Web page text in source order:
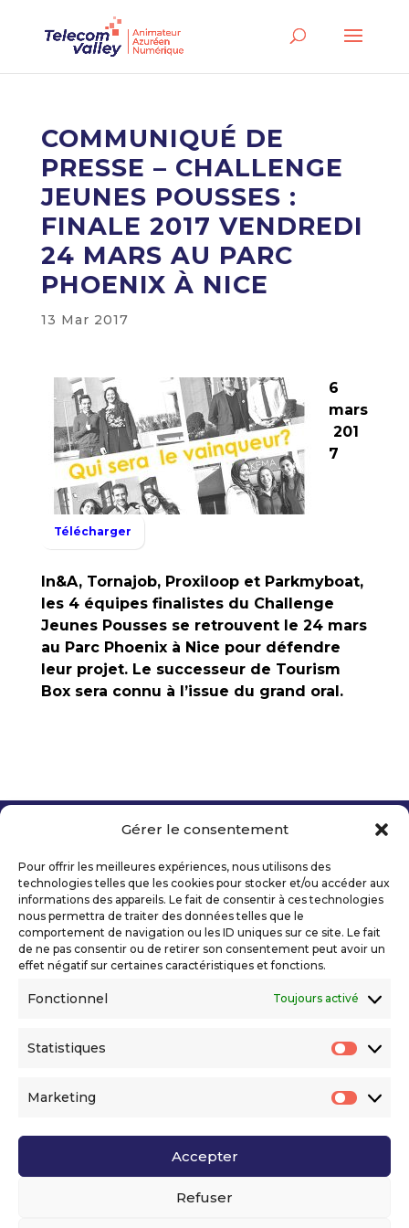
Gérer le consentement
Pour offrir les meilleures expériences, nous utilisons des
technologies telles que les cookies pour stocker et/ou accéder aux
informations des appareils. Le fait de consentir à ces technologies
nous permettra de traiter des données telles que le
comportement de navigation ou les ID uniques sur ce site. Le fait
de ne pas consentir ou de retirer son consentement peut avoir un
effet négatif sur certaines caractéristiques et fonctions.
Fonctionnel Toujours activé
Statistiques
Marketing
Accepter
Refuser
COMMUNIQUÉ DE
PRESSE – CHALLENGE
JEUNES POUSSES :
FINALE 2017 VENDREDI
24 MARS AU PARC
PHOENIX À NICE
13 Mar 2017
6
mars
201
7
Télécharger
In&A, Tornajob, Proxiloop et Parkmyboat,
les 4 équipes finalistes du Challenge
Jeunes Pousses se retrouvent le 24 mars
au Parc Phoenix à Nice pour défendre
leur projet. Le successeur de Tourism
Box sera connu à l’issue du grand oral.
Mentions légales
Politique de confidentialité
Déclaration d’accessibilité numérique
Ils nous soutiennent
Voir l’ensemble de nos partenaires